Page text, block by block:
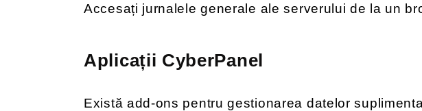
Accesați jurnalele generale ale serverului de la un
Aplicații CyberPanel
Există add-ons pentru gestionarea datelor